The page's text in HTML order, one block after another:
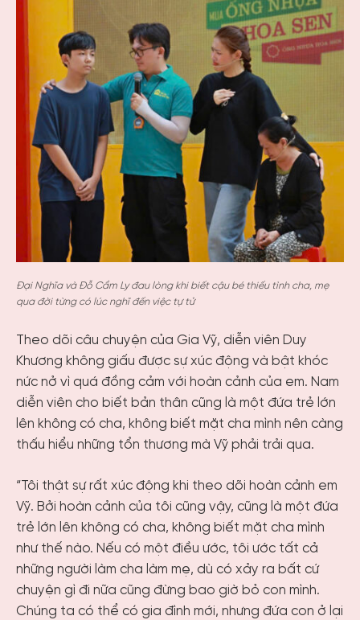
Đại Nghĩa và Đỗ Cẩm Ly đau lòng khi biết cậu bé thiếu tình cha, mẹ
qua đời từng có lúc nghĩ đến việc tự tử
Theo dõi câu chuyện của Gia Vỹ, diễn viên Duy
Khương không giấu được sự xúc động và bật khóc
nức nở vì quá đồng cảm với hoàn cảnh của em. Nam
diễn viên cho biết bản thân cũng là một đứa trẻ lớn
lên không có cha, không biết mặt cha mình nên càng
thấu hiểu những tổn thương mà Vỹ phải trải qua.
“Tôi thật sự rất xúc động khi theo dõi hoàn cảnh em
Vỹ. Bởi hoàn cảnh của tôi cũng vậy, cũng là một đứa
trẻ lớn lên không có cha, không biết mặt cha mình
như thế nào. Nếu có một điều ước, tôi ước tất cả
những người làm cha làm mẹ, dù có xảy ra bất cứ
chuyện gì đi nữa cũng đừng bao giờ bỏ con mình.
Chúng ta có thể có gia đình mới, nhưng đứa con ở lại